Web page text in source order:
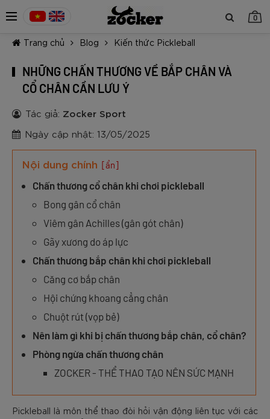
0
Trang chủ Blog Kiến thức Pickleball
NHỮNG CHẤN THƯƠNG VỀ BẮP CHÂN VÀ
CỔ CHÂN CẦN LƯU Ý
Tác giả: Zocker Sport
Ngày cập nhật: 13/05/2025
Nội dung chính [ẩn]
Chấn thương cổ chân khi chơi pickleball
Bong gân cổ chân
Viêm gân Achilles (gân gót chân)
Gãy xương do áp lực
Chấn thương bắp chân khi chơi pickleball
Căng cơ bắp chân
Hội chứng khoang cẳng chân
Chuột rút (vọp bẻ)
Nên làm gì khi bị chấn thương bắp chân, cổ chân?
Phòng ngừa chấn thương chân
ZOCKER - THỂ THAO TẠO NÊN SỨC MẠNH
Pickleball là môn thể thao đòi hỏi vận động liên tục với các